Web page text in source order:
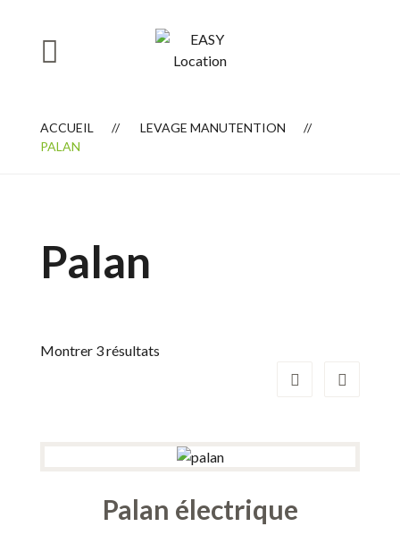
ACCUEIL
LEVAGE MANUTENTION
PALAN
Palan
Montrer 3 résultats
Palan électrique